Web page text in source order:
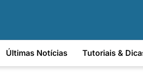
Últimas Notícias Tutoriais &